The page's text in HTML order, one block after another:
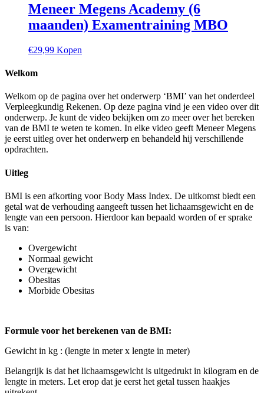
Meneer Megens Academy (6
maanden) Examentraining MBO
€29,99 Kopen
Welkom
Welkom op de pagina over het onderwerp ‘BMI’ van het onderdeel
Verpleegkundig Rekenen. Op deze pagina vind je een video over dit
onderwerp. Je kunt de video bekijken om zo meer over het bereken
van de BMI te weten te komen. In elke video geeft Meneer Megens
je eerst uitleg over het onderwerp en behandeld hij verschillende
opdrachten.
Uitleg
BMI is een afkorting voor Body Mass Index. De uitkomst biedt een
getal wat de verhouding aangeeft tussen het lichaamsgewicht en de
lengte van een persoon. Hierdoor kan bepaald worden of er sprake
is van:
Overgewicht
Normaal gewicht
Overgewicht
Obesitas
Morbide Obesitas
Formule voor het berekenen van de BMI:
Gewicht in kg : (lengte in meter x lengte in meter)
Belangrijk is dat het lichaamsgewicht is uitgedrukt in kilogram en de
lengte in meters. Let erop dat je eerst het getal tussen haakjes